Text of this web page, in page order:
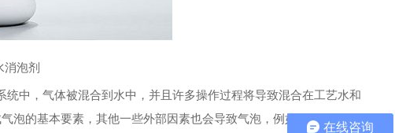
消泡剂
中，气体被混合到水中，并且许多操作过程将导致混合在工艺水和
泡的基本要素，其他一些外部因素也会导致气泡，例如：
在线咨询